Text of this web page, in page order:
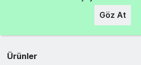
Göz At
Ürünler